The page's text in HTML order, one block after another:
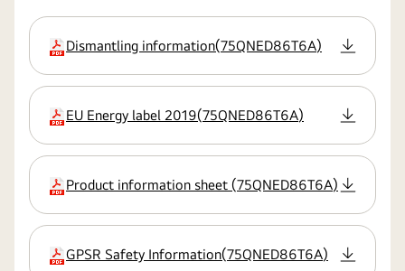
extensão:pdf
Dismantling information(75QNED86T6A)
extensão:pdf
EU Energy label 2019(75QNED86T6A)
extensão:pdf
Product information sheet (75QNED86T6A)
extensão:pdf
GPSR Safety Information(75QNED86T6A)